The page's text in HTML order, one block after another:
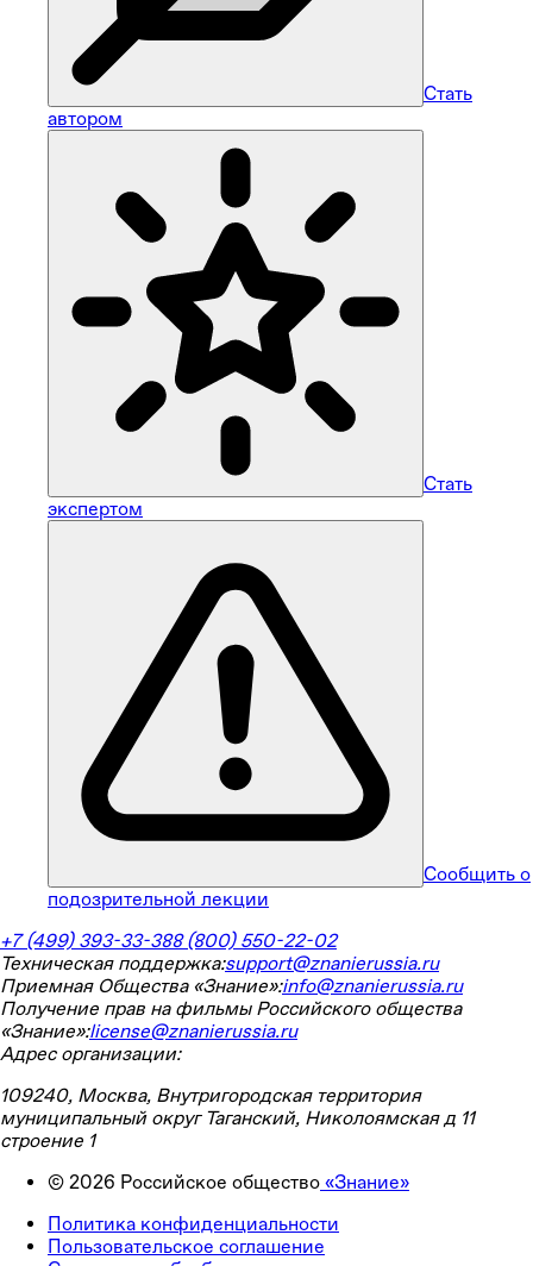
Стать
автором
Стать
экспертом
Сообщить о
подозрительной лекции
+7 (499) 393-33-388 (800) 550-22-02
Техническая поддержка:support@znanierussia.ru
Приемная Общества «Знание»:info@znanierussia.ru
Получение прав на фильмы Российского общества
«Знание»:license@znanierussia.ru
Адрес организации:
109240, Москва, Внутригородская территория
муниципальный округ Таганский, Николоямская д 11
строение 1
© 2026 Российское общество «Знание»
Политика конфиденциальности
Пользовательское соглашение